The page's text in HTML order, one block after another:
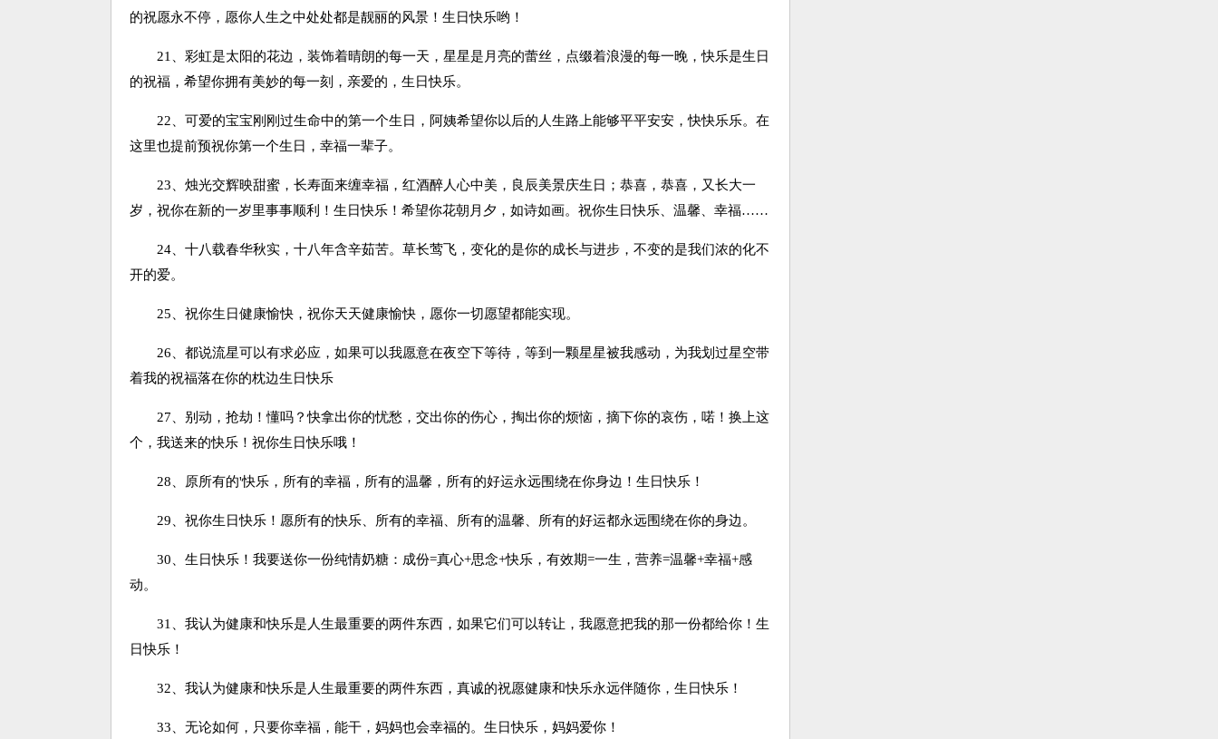
的祝愿永不停，愿你人生之中处处都是靓丽的风景！生日快乐哟！
21、彩虹是太阳的花边，装饰着晴朗的每一天，星星是月亮的蕾丝，点缀着浪漫的每一晚，快乐是生日
的祝福，希望你拥有美妙的每一刻，亲爱的，生日快乐。
22、可爱的宝宝刚刚过生命中的第一个生日，阿姨希望你以后的人生路上能够平平安安，快快乐乐。在
这里也提前预祝你第一个生日，幸福一辈子。
23、烛光交辉映甜蜜，长寿面来缠幸福，红酒醉人心中美，良辰美景庆生日；恭喜，恭喜，又长大一
岁，祝你在新的一岁里事事顺利！生日快乐！希望你花朝月夕，如诗如画。祝你生日快乐、温馨、幸福……
24、十八载春华秋实，十八年含辛茹苦。草长莺飞，变化的是你的成长与进步，不变的是我们浓的化不
开的爱。
25、祝你生日健康愉快，祝你天天健康愉快，愿你一切愿望都能实现。
26、都说流星可以有求必应，如果可以我愿意在夜空下等待，等到一颗星星被我感动，为我划过星空带
着我的祝福落在你的枕边生日快乐
27、别动，抢劫！懂吗？快拿出你的忧愁，交出你的伤心，掏出你的烦恼，摘下你的哀伤，喏！换上这
个，我送来的快乐！祝你生日快乐哦！
28、原所有的'快乐，所有的幸福，所有的温馨，所有的好运永远围绕在你身边！生日快乐！
29、祝你生日快乐！愿所有的快乐、所有的幸福、所有的温馨、所有的好运都永远围绕在你的身边。
30、生日快乐！我要送你一份纯情奶糖：成份=真心+思念+快乐，有效期=一生，营养=温馨+幸福+感
动。
31、我认为健康和快乐是人生最重要的两件东西，如果它们可以转让，我愿意把我的那一份都给你！生
日快乐！
32、我认为健康和快乐是人生最重要的两件东西，真诚的祝愿健康和快乐永远伴随你，生日快乐！
33、无论如何，只要你幸福，能干，妈妈也会幸福的。生日快乐，妈妈爱你！